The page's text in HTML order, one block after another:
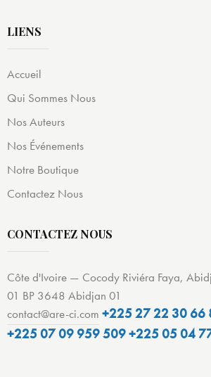
LIENS
Accueil
Qui Sommes Nous
Nos Auteurs
Nos Événements
Notre Boutique
Contactez Nous
CONTACTEZ NOUS
Côte d'Ivoire — Cocody Riviéra Faya,
01 BP 3648 Abidjan 01
contact@are-ci.com +225 27 22 30 66
+225 07 09 959 509+225 05 04